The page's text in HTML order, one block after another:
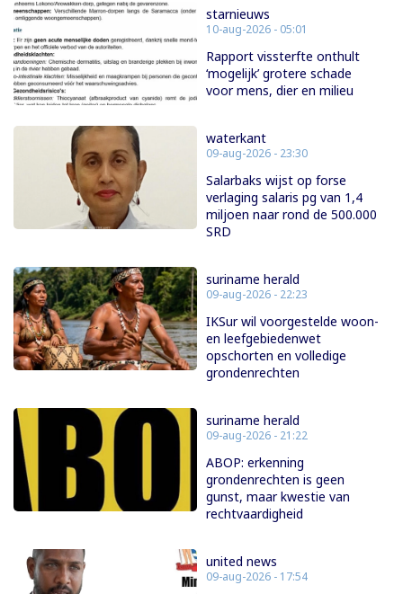
starnieuws
10-aug-2026 - 05:01
Rapport vissterfte onthult
‘mogelijk’ grotere schade
voor mens, dier en milieu
waterkant
09-aug-2026 - 23:30
Salarbaks wijst op forse
verlaging salaris pg van 1,4
miljoen naar rond de 500.000
SRD
suriname herald
09-aug-2026 - 22:23
IKSur wil voorgestelde woon-
en leefgebiedenwet
opschorten en volledige
grondenrechten
suriname herald
09-aug-2026 - 21:22
ABOP: erkenning
grondenrechten is geen
gunst, maar kwestie van
rechtvaardigheid
united news
09-aug-2026 - 17:54